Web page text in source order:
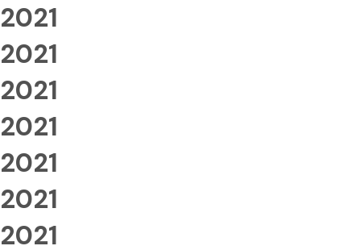
2021
2021
2021
2021
2021
2021
2021